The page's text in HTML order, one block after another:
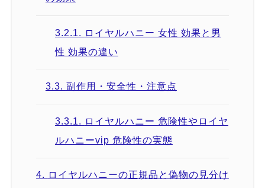
3.2.1. ロイヤルハニー 女性 効果と男
性 効果の違い
3.3. 副作用・安全性・注意点
3.3.1. ロイヤルハニー 危険性やロイヤ
ルハニーvip 危険性の実態
4. ロイヤルハニーの正規品と偽物の見分け